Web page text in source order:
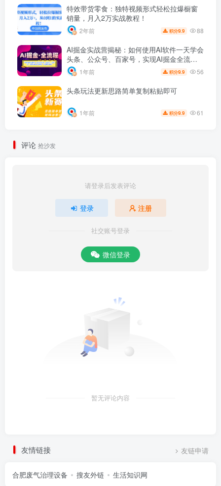
特效带货零食：独特视频形式轻松拉爆橱窗
销量，月入2万实战教程！
2年前 积分9.9 88
AI掘金实战营揭秘：如何使用AI软件一天学会
头条、公众号、百家号，实现AI掘金全流
程，日变现1000+
1年前 积分9.9 56
头条玩法更新思路简单复制粘贴即可
1年前 积分9.9 61
评论 抢沙发
请登录后发表评论
登录 注册
社交账号登录
微信登录
暂无评论内容
友情链接 友链申请
合肥废气治理设备 搜友外链 生活知识网